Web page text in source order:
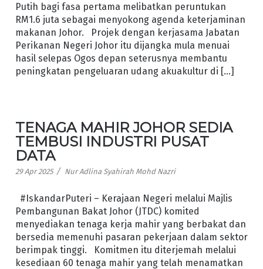
Putih bagi fasa pertama melibatkan peruntukan
RM1.6 juta sebagai menyokong agenda keterjaminan
makanan Johor. Projek dengan kerjasama Jabatan
Perikanan Negeri Johor itu dijangka mula menuai
hasil selepas Ogos depan seterusnya membantu
peningkatan pengeluaran udang akuakultur di […]
TENAGA MAHIR JOHOR SEDIA
TEMBUSI INDUSTRI PUSAT
DATA
29 Apr 2025 / Nur Adlina Syahirah Mohd Nazri
#IskandarPuteri – Kerajaan Negeri melalui Majlis
Pembangunan Bakat Johor (JTDC) komited
menyediakan tenaga kerja mahir yang berbakat dan
bersedia memenuhi pasaran pekerjaan dalam sektor
berimpak tinggi. Komitmen itu diterjemah melalui
kesediaan 60 tenaga mahir yang telah menamatkan